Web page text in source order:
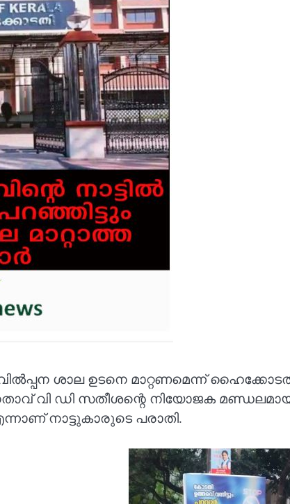
ശാല ഉടനെ മാറ്റണമെന്ന്
വി ഡി സതീശന്റെ നിയോജക
നാട്ടുകാരുടെ പരാതി.